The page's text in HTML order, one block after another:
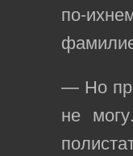
по-
— Но
не